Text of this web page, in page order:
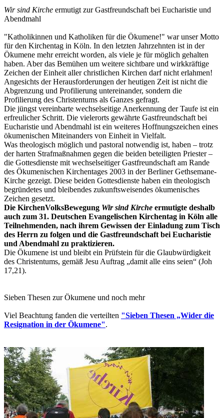
Wir sind Kirche ermutigt zur Gastfreundschaft bei Eucharistie und
Abendmahl
"Katholikinnen und Katholiken für die Ökumene!" war unser Motto
für den Kirchentag in Köln. In den letzten Jahrzehnten ist in der
Ökumene mehr erreicht worden, als viele je für möglich gehalten
haben. Aber das Bemühen um weitere sichtbare und wirkkräftige
Zeichen der Einheit aller christlichen Kirchen darf nicht erlahmen!
Angesichts der Herausforderungen der heutigen Zeit ist nicht die
Abgrenzung und Profilierung untereinander, sondern die
Profilierung des Christentums als Ganzes gefragt.
Die jüngst vereinbarte wechselseitige Anerkennung der Taufe ist ein
erfreulicher Schritt. Die vielerorts gewährte Gastfreundschaft bei
Eucharistie und Abendmahl ist ein weiteres Hoffnungszeichen eines
ökumenischen Miteinanders von Einheit in Vielfalt.
Was theologisch möglich und pastoral notwendig ist, haben – trotz
der harten Strafmaßnahmen gegen die beiden beteiligten Priester –
die Gottesdienste mit wechselseitiger Gastfreundschaft am Rande
des Ökumenischen Kirchentages 2003 in der Berliner Gethsemane-
Kirche gezeigt. Diese beiden Gottesdienste haben ein theologisch
begründetes und bleibendes zukunftsweisendes ökumenisches
Zeichen gesetzt.
Die KirchenVolksBewegung Wir sind Kirche ermutigte deshalb
auch zum 31. Deutschen Evangelischen Kirchentag in Köln alle
Teilnehmenden, nach ihrem Gewissen der Einladung zum Tisch
des Herrn zu folgen und die Gastfreundschaft bei Eucharistie
und Abendmahl zu praktizieren.
Die Ökumene ist und bleibt ein Prüfstein für die Glaubwürdigkeit
des Christentums, gemäß Jesu Auftrag „damit alle eins seien“ (Joh
17,21).
Sieben Thesen zur Ökumene und noch mehr
Viel Beachtung fanden die verteilten "Sieben Thesen „Wider die
Resignation in der Ökumene".